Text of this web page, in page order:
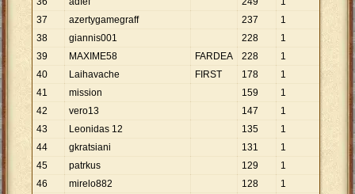
37
azertygamegraff 237
1
38
giannis001 228
1
39
MAXIME58 FARDEA 228
1
40
Laihavache FIRST 178
1
41
mission 159
1
42
vero13 147
1
43
Leonidas 12 135
1
44
gkratsiani 131
1
45
patrkus 129
1
46
mirelo882 128
1